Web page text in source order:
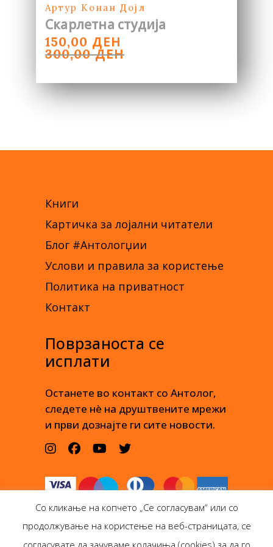
Артур Конан Дојл
Скарлетна студија
300,00ДЕН
ORIGINAL
PRICE
WAS:
150,00 ДЕН
CURRENT
PRICE
Книги
Картичка за лојални читатели
Блог #Антологџии
Услови и правила за користење
Политика на приватност
Контакт
Поврзаноста се
исплати
Останете во контакт со Антолог,
следете нè на друштвените мрежи
и први дознајте ги сите новости.
Со кликање на копчето „Се согласувам“ или со
продолжување на користење на веб-страницата, се
согласувате да зачуваме колачиња (cookies) за да го